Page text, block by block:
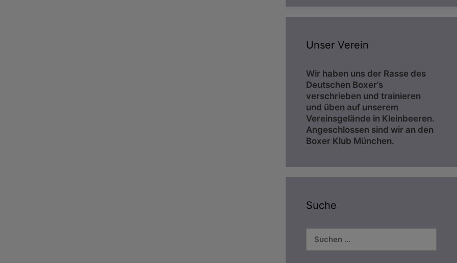
Unser Verein
Wir haben uns der Rasse des
Deutschen Boxer’s
verschrieben und trainieren
und üben auf unserem
Vereinsgelände in Kleinbeeren.
Angeschlossen sind wir an den
Boxer Klub München.
Suche
nach: